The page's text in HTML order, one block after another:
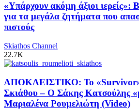
«Υπάρχουν ακόμη άξιοι ιερείς»:
για τα μεγάλα ζητήματα που
πιστούς
Skiathos Channel
22.7K
ΑΠΟΚΛΕΙΣΤΙΚΟ: Το «Survivor»
Σκιάθου – Ο Σάκης Κατσούλης
Μαριαλένα Ρουμελιώτη (Video)